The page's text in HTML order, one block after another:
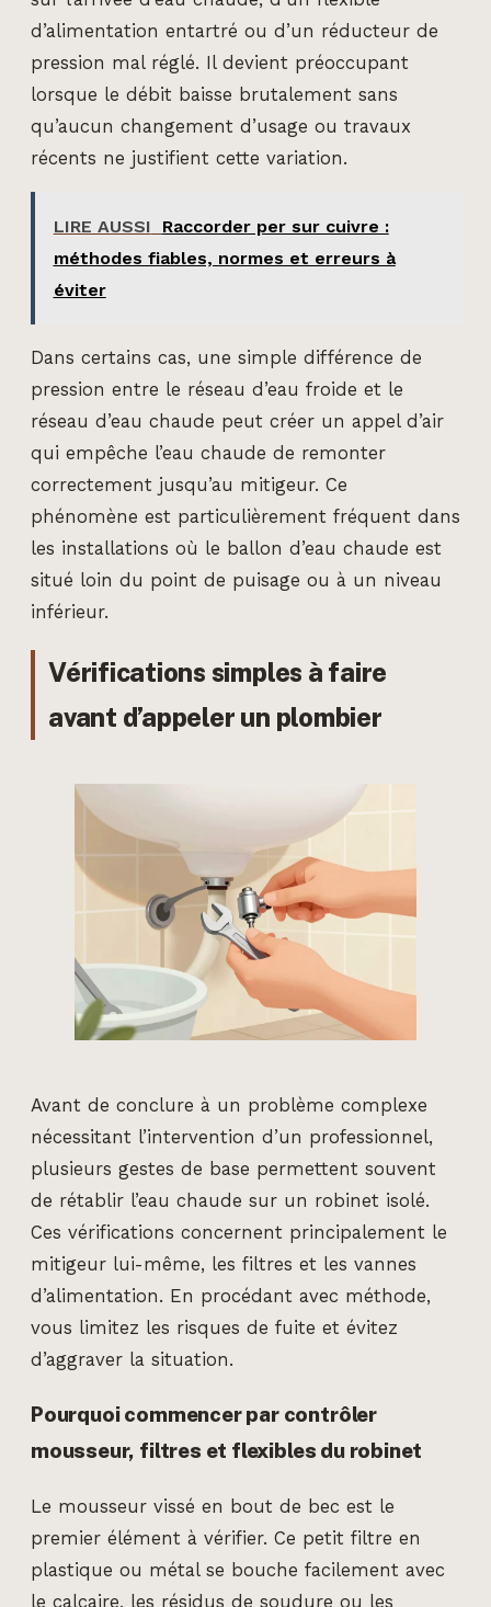
d’alimentation entartré ou d’un réducteur de
pression mal réglé. Il devient préoccupant
lorsque le débit baisse brutalement sans
qu’aucun changement d’usage ou travaux
récents ne justifient cette variation.
LIRE AUSSI
Raccorder per sur cuivre :
méthodes fiables, normes et erreurs à
éviter
Dans certains cas, une simple différence de
pression entre le réseau d’eau froide et le
réseau d’eau chaude peut créer un appel d’air
qui empêche l’eau chaude de remonter
correctement jusqu’au mitigeur. Ce
phénomène est particulièrement fréquent dans
les installations où le ballon d’eau chaude est
situé loin du point de puisage ou à un niveau
inférieur.
Vérifications simples à faire
avant d’appeler un plombier
Avant de conclure à un problème complexe
nécessitant l’intervention d’un professionnel,
plusieurs gestes de base permettent souvent
de rétablir l’eau chaude sur un robinet isolé.
Ces vérifications concernent principalement le
mitigeur lui-même, les filtres et les vannes
d’alimentation. En procédant avec méthode,
vous limitez les risques de fuite et évitez
d’aggraver la situation.
Pourquoi commencer par contrôler
mousseur, filtres et flexibles du robinet
Le mousseur vissé en bout de bec est le
premier élément à vérifier. Ce petit filtre en
plastique ou métal se bouche facilement avec
le calcaire, les résidus de soudure ou les